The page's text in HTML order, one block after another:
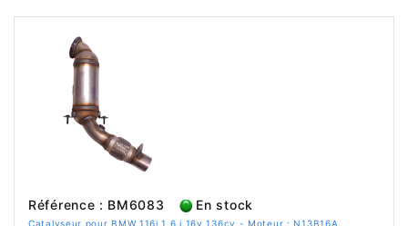
Référence : BM6083 En stock
Catalyseur pour BMW 116i 1.6 i 16v 136cv - Moteur : N13B16A